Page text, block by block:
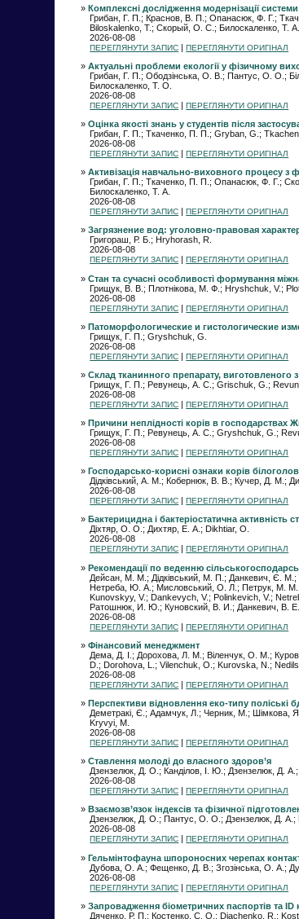
» Комплексні дослідження модернізації
Грибан, Г. П.; Краснов, В. П.; Опанасюк, Ф. Г.;
Biloskalenko, T.; Скорый, О. С.; Билоскаленко, Т. А.
2026-08-08
ПЕРЕГЛЯНУТИ ЗАПИС |ПЕРЕГЛЯНУТИ ОРИГІНАЛ
» Актуальні проблеми екології у фізичному
Грибан, Г. П.; Ободзінська, О. В.; Пантус, О. О.;
Билоскаленко, Т. О.
2026-08-08
ПЕРЕГЛЯНУТИ ЗАПИС |ПЕРЕГЛЯНУТИ ОРИГІНАЛ
» Оцінка якості знань у студентів після
Грибан, Г. П.; Ткаченко, П. П.; Gryban, G.;
2026-08-08
ПЕРЕГЛЯНУТИ ЗАПИС |ПЕРЕГЛЯНУТИ ОРИГІНАЛ
» Активізація навчально-виховного процесу з
Грибан, Г. П.; Ткаченко, П. П.; Опанасюк, Ф. Г.;
Билоскаленко, Т. А.
2026-08-08
ПЕРЕГЛЯНУТИ ЗАПИС |ПЕРЕГЛЯНУТИ ОРИГІНАЛ
» Загрязнение вод: уголовно-правовая
Григораш, Р. Б.; Hryhorash, R.
2026-08-08
ПЕРЕГЛЯНУТИ ЗАПИС |ПЕРЕГЛЯНУТИ ОРИГІНАЛ
» Стан та сучасні особливості формування
Грищук, В. В.; Плотнікова, М. Ф.; Hryshchuk, V.;
2026-08-08
ПЕРЕГЛЯНУТИ ЗАПИС |ПЕРЕГЛЯНУТИ ОРИГІНАЛ
» Патоморфологические и гистологические
Грищук, Г. П.; Gryshchuk, G.
2026-08-08
ПЕРЕГЛЯНУТИ ЗАПИС |ПЕРЕГЛЯНУТИ ОРИГІНАЛ
» Склад тканинного препарату, виготовленого
Грищук, Г. П.; Ревунець, А. С.; Grischuk, G.;
2026-08-08
ПЕРЕГЛЯНУТИ ЗАПИС |ПЕРЕГЛЯНУТИ ОРИГІНАЛ
» Причини неплідності корів в господарствах
Грищук, Г. П.; Ревунець, А. С.; Gryshchuk, G.;
2026-08-08
ПЕРЕГЛЯНУТИ ЗАПИС |ПЕРЕГЛЯНУТИ ОРИГІНАЛ
» Господарсько-корисні ознаки корів
Дідківський, А. М.; Кобернюк, В. В.; Кучер, Д. М.;
2026-08-08
ПЕРЕГЛЯНУТИ ЗАПИС |ПЕРЕГЛЯНУТИ ОРИГІНАЛ
» Бактерицидна і бактеріостатична активність
Діхтяр, О. О.; Дихтяр, Е. А.; Dikhtiar, O.
2026-08-08
ПЕРЕГЛЯНУТИ ЗАПИС |ПЕРЕГЛЯНУТИ ОРИГІНАЛ
» Рекомендації по веденню
Дейсан, М. М.; Дідківський, М. П.; Данкевич, Є.
Нетреба, Ю. А.; Мисловський, О. Л.; Петрук, М.
Kunovskyy, V.; Dankevych, V.; Polinkevich, V.;
Ратошнюк, И. Ю.; Куновский, В. И.; Данкевич, В.
2026-08-08
ПЕРЕГЛЯНУТИ ЗАПИС |ПЕРЕГЛЯНУТИ ОРИГІНАЛ
» Фінансовий менеджмент
Дема, Д. І.; Дорохова, Л. М.; Віленчук, О. М.;
D.; Dorohova, L.; Vilenchuk, О.; Kurovska, N.;
2026-08-08
ПЕРЕГЛЯНУТИ ЗАПИС |ПЕРЕГЛЯНУТИ ОРИГІНАЛ
» Перспективи відновлення еко-типу поліські
Деметракі, Є.; Адамчук, Л.; Черник, М.; Шімкова,
Kryvyi, M.
2026-08-08
ПЕРЕГЛЯНУТИ ЗАПИС |ПЕРЕГЛЯНУТИ ОРИГІНАЛ
» Ставлення молоді до власного здоров’я
Дзензелюк, Д. О.; Канділов, І. Ю.; Дзензелюк, Д.
2026-08-08
ПЕРЕГЛЯНУТИ ЗАПИС |ПЕРЕГЛЯНУТИ ОРИГІНАЛ
» Взаємозв’язок індексів та фізичної
Дзензелюк, Д. О.; Пантус, О. О.; Дзензелюк, Д. А.;
2026-08-08
ПЕРЕГЛЯНУТИ ЗАПИС |ПЕРЕГЛЯНУТИ ОРИГІНАЛ
» Гельмінтофауна шпороносних черепах
Дубова, О. А.; Фещенко, Д. В.; Згозінська, О. А.;
2026-08-08
ПЕРЕГЛЯНУТИ ЗАПИС |ПЕРЕГЛЯНУТИ ОРИГІНАЛ
» Запровадження біометричних паспортів та
Дяченко, Р. П.; Костенко, С. О.; Diachenko, R.;